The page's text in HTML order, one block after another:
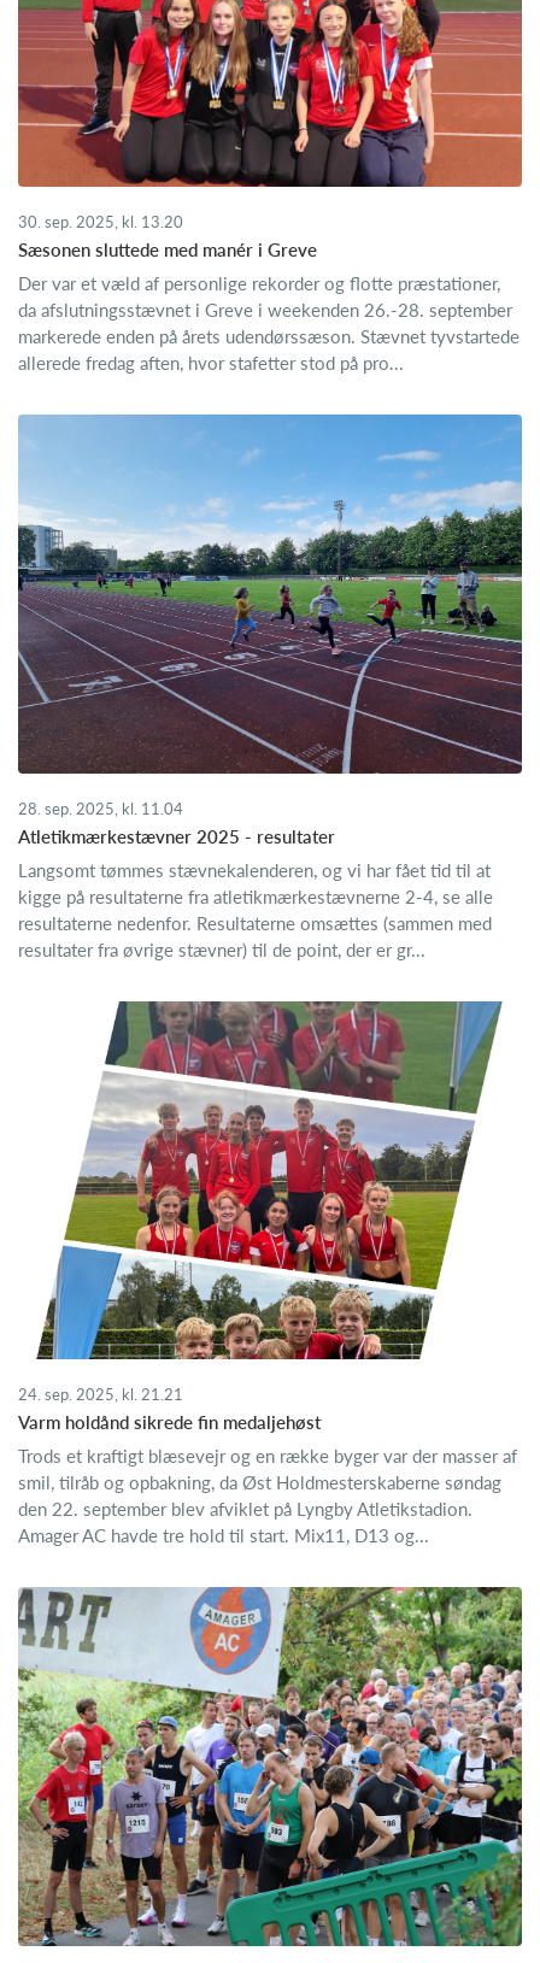
30. sep. 2025, kl. 13.20
Sæsonen sluttede med manér i Greve
Der var et væld af personlige rekorder og flotte præstationer,
da afslutningsstævnet i Greve i weekenden 26.-28. september
markerede enden på årets udendørssæson. Stævnet tyvstartede
allerede fredag aften, hvor stafetter stod på pro...
28. sep. 2025, kl. 11.04
Atletikmærkestævner 2025 - resultater
Langsomt tømmes stævnekalenderen, og vi har fået tid til at
kigge på resultaterne fra atletikmærkestævnerne 2-4, se alle
resultaterne nedenfor. Resultaterne omsættes (sammen med
resultater fra øvrige stævner) til de point, der er gr...
24. sep. 2025, kl. 21.21
Varm holdånd sikrede fin medaljehøst
Trods et kraftigt blæsevejr og en række byger var der masser af
smil, tilråb og opbakning, da Øst Holdmesterskaberne søndag
den 22. september blev afviklet på Lyngby Atletikstadion.
Amager AC havde tre hold til start. Mix11, D13 og...